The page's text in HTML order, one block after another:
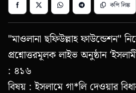
কপি লিঙ্ক
"মাওলানা ছফিউল্লাহ ফাউন্ডেশন"
প্রশ্নোত্তরমূলক লাইভ অনুষ্ঠান
: ৪১৬
বিষয় : ইসলামে গা*লি দেওয়ার